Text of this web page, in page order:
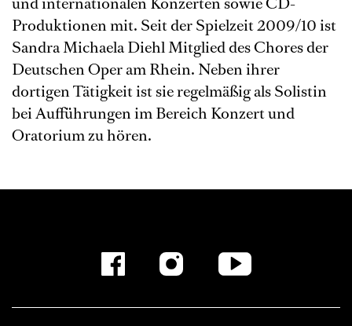
Produktionen mit. Seit der Spielzeit 2009/10 ist
Sandra Michaela Diehl Mitglied des Chores der
Deutschen Oper am Rhein. Neben ihrer
dortigen Tätigkeit ist sie regelmäßig als Solistin
bei Aufführungen im Bereich Konzert und
Oratorium zu hören.